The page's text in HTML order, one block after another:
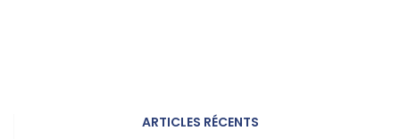
ARTICLES RÉCENTS